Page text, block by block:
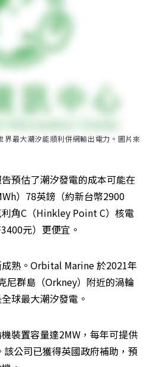
界最大潮汐能順利併網輸出電力。圖片來
預估了潮汐發電的成本可能在
）78英鎊（約新台幣2900
角C（Hinkley Point C）核電
元）更便宜。
熟。Orbital Marine 於2021年
尼群島（Orkney）附近的渦輪
球最大潮汐發電。
裝置容量達2MW，每年可提供
公司已獲得英國政府補助，預